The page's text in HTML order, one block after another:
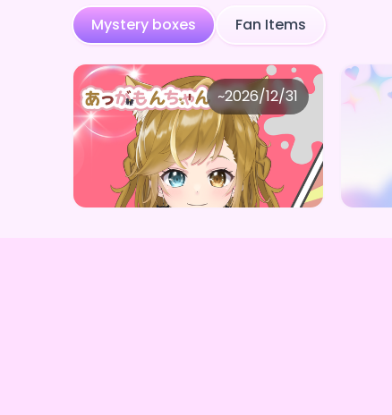
Mystery boxes Fan Items
~2026/12/31
Irresistible clouding avenue
あっがもんちゃんねる もんちゃんデジタルグッズ(全5種)
1,000 Purchase Here